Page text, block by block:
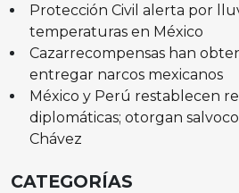
Protección Civil alerta por
temperaturas en México
Cazarrecompensas han
entregar narcos mexicanos
México y Perú restablecen
diplomáticas; otorgan
Chávez
CATEGORÍAS